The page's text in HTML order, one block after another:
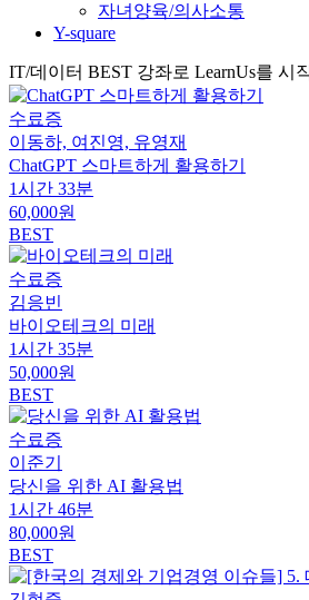
자녀양육/의사소통
Y-square
IT/데이터 BEST 강좌로 LearnUs를 시
수료증
이동하, 여진영, 유영재
ChatGPT 스마트하게 활용하기
1시간 33분
60,000원
BEST
수료증
김응빈
바이오테크의 미래
1시간 35분
50,000원
BEST
수료증
이준기
당신을 위한 AI 활용법
1시간 46분
80,000원
BEST